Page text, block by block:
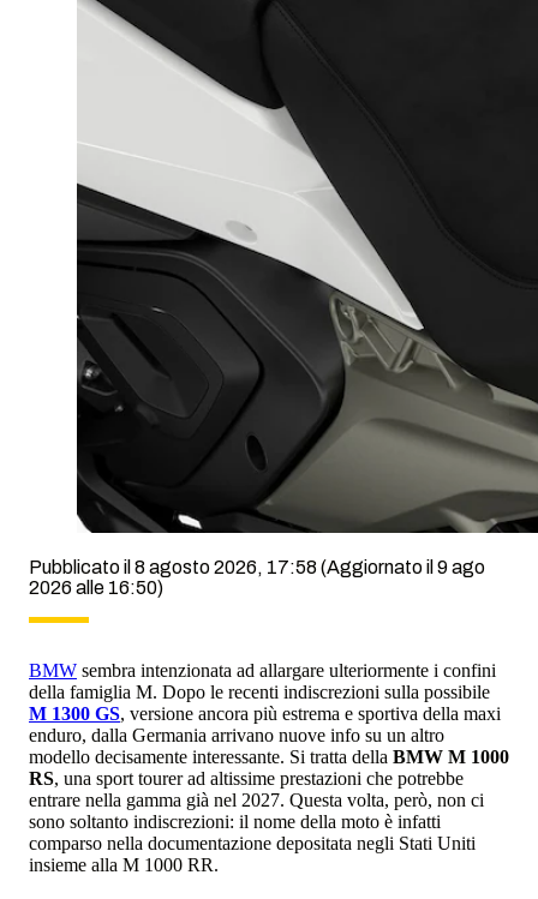
Pubblicato il 8 agosto 2026, 17:58(Aggiornato il 9 ago
2026 alle 16:50)
BMW sembra intenzionata ad allargare ulteriormente i confini
della famiglia M. Dopo le recenti indiscrezioni sulla possibile
M 1300 GS, versione ancora più estrema e sportiva della maxi
enduro, dalla Germania arrivano nuove info su un altro
modello decisamente interessante. Si tratta della BMW M 1000
RS, una sport tourer ad altissime prestazioni che potrebbe
entrare nella gamma già nel 2027. Questa volta, però, non ci
sono soltanto indiscrezioni: il nome della moto è infatti
comparso nella documentazione depositata negli Stati Uniti
insieme alla M 1000 RR.